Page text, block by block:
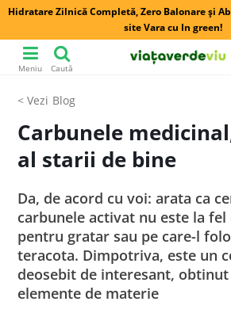
Hidratare Zilnică Completă, Zero Balonare și
site Vara cu In green!
Meniu Caută
Blog
Carbunele
al starii de bine
Da, de acord cu voi: arata ca
carbunele activat nu este la
pentru gratar sau pe care-l
teracota. Dimpotriva, este un
deosebit de interesant,
elemente de materie